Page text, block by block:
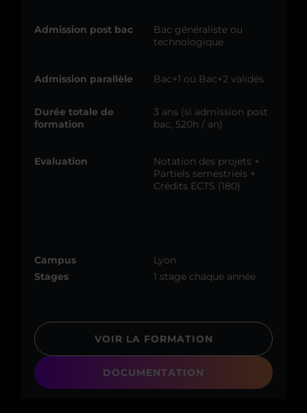
Admission post bac
Bac généraliste ou
technologique
Admission parallèle Bac+1 ou Bac+2 validés
Durée totale de
formation
3 ans (si admission post
bac, 520h / an)
Evaluation
Notation des projets +
Partiels semestriels +
Crédits ECTS (180)
Campus
Lyon
Stages
1 stage chaque année
VOIR LA FORMATION
DOCUMENTATION